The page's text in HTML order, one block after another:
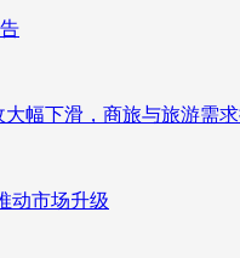
幅下滑，商旅与旅游需
动市场升级